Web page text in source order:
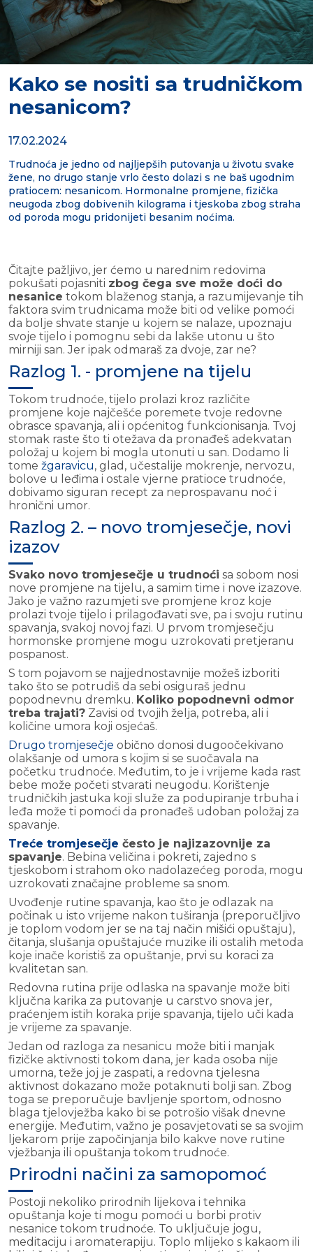
Kako se nositi sa trudničkom
nesanicom?
17.02.2024
Trudnoća je jedno od najljepših putovanja u životu svake
žene, no drugo stanje vrlo često dolazi s ne baš ugodnim
pratiocem: nesanicom. Hormonalne promjene, fizička
neugoda zbog dobivenih kilograma i tjeskoba zbog straha
od poroda mogu pridonijeti besanim noćima.
Čitajte pažljivo, jer ćemo u narednim redovima
pokušati pojasniti zbog čega sve može doći do
nesanice tokom blaženog stanja, a razumijevanje tih
faktora svim trudnicama može biti od velike pomoći
da bolje shvate stanje u kojem se nalaze, upoznaju
svoje tijelo i pomognu sebi da lakše utonu u što
mirniji san. Jer ipak odmaraš za dvoje, zar ne?
Razlog 1. - promjene na tijelu
Tokom trudnoće, tijelo prolazi kroz različite
promjene koje najčešće poremete tvoje redovne
obrasce spavanja, ali i općenitog funkcionisanja. Tvoj
stomak raste što ti otežava da pronađeš adekvatan
položaj u kojem bi mogla utonuti u san. Dodamo li
tome žgaravicu, glad, učestalije mokrenje, nervozu,
bolove u leđima i ostale vjerne pratioce trudnoće,
dobivamo siguran recept za neprospavanu noć i
hronični umor.
Razlog 2. – novo tromjesečje, novi
izazov
Svako novo tromjesečje u trudnoći sa sobom nosi
nove promjene na tijelu, a samim time i nove izazove.
Jako je važno razumjeti sve promjene kroz koje
prolazi tvoje tijelo i prilagođavati sve, pa i svoju rutinu
spavanja, svakoj novoj fazi. U prvom tromjesečju
hormonske promjene mogu uzrokovati pretjeranu
pospanost.
S tom pojavom se najjednostavnije možeš izboriti
tako što se potrudiš da sebi osiguraš jednu
popodnevnu dremku. Koliko popodnevni odmor
treba trajati? Zavisi od tvojih želja, potreba, ali i
količine umora koji osjećaš.
Drugo tromjesečje obično donosi dugoočekivano
olakšanje od umora s kojim si se suočavala na
početku trudnoće. Međutim, to je i vrijeme kada rast
bebe može početi stvarati neugodu. Korištenje
trudničkih jastuka koji služe za podupiranje trbuha i
leđa može ti pomoći da pronađeš udoban položaj za
spavanje.
Treće tromjesečje često je najizazovnije za
spavanje. Bebina veličina i pokreti, zajedno s
tjeskobom i strahom oko nadolazećeg poroda, mogu
uzrokovati značajne probleme sa snom.
Uvođenje rutine spavanja, kao što je odlazak na
počinak u isto vrijeme nakon tuširanja (preporučljivo
je toplom vodom jer se na taj način mišići opuštaju),
čitanja, slušanja opuštajuće muzike ili ostalih metoda
koje inače koristiš za opuštanje, prvi su koraci za
kvalitetan san.
Redovna rutina prije odlaska na spavanje može biti
ključna karika za putovanje u carstvo snova jer,
praćenjem istih koraka prije spavanja, tijelo uči kada
je vrijeme za spavanje.
Jedan od razloga za nesanicu može biti i manjak
fizičke aktivnosti tokom dana, jer kada osoba nije
umorna, teže joj je zaspati, a redovna tjelesna
aktivnost dokazano može potaknuti bolji san. Zbog
toga se preporučuje bavljenje sportom, odnosno
blaga tjelovježba kako bi se potrošio višak dnevne
energije. Međutim, važno je posavjetovati se sa svojim
ljekarom prije započinjanja bilo kakve nove rutine
vježbanja ili opuštanja tokom trudnoće.
Prirodni načini za samopomoć
Postoji nekoliko prirodnih lijekova i tehnika
opuštanja koje ti mogu pomoći u borbi protiv
nesanice tokom trudnoće. To uključuje jogu,
meditaciju i aromaterapiju. Toplo mlijeko s kakaom ili